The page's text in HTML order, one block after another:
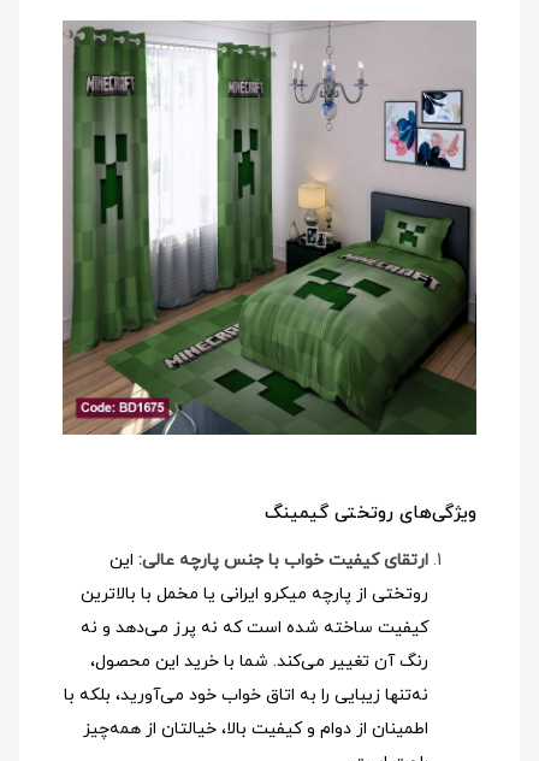
ویژگی‌های روتختی گیمینگ
ارتقای کیفیت خواب با جنس پارچه عالی: این
روتختی از پارچه میکرو ایرانی یا مخمل با بالاترین
کیفیت ساخته شده است که نه پرز می‌دهد و نه
رنگ آن تغییر می‌کند. شما با خرید این محصول،
نه‌تنها زیبایی را به اتاق خواب خود می‌آورید، بلکه با
اطمینان از دوام و کیفیت بالا، خیالتان از همه‌چیز